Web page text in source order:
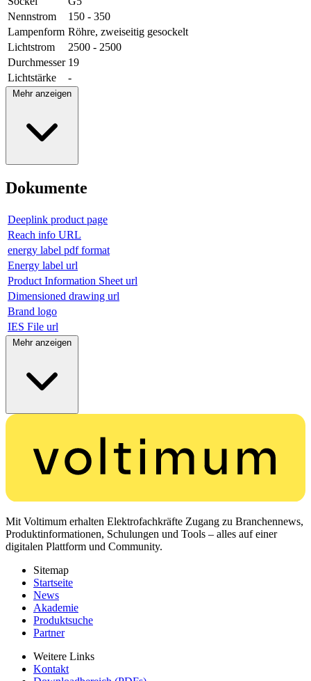
Nennstrom
150 - 350
Lampenform Röhre, zweiseitig gesockelt
Lichtstrom
2500 - 2500
Durchmesser 19
Lichtstärke
-
Mehr anzeigen
Dokumente
Deeplink product page
Reach info URL
energy label pdf format
Energy label url
Product Information Sheet url
Dimensioned drawing url
Brand logo
IES File url
Mehr anzeigen
Mit Voltimum erhalten Elektrofachkräfte Zugang zu Branchennews,
Produktinformationen, Schulungen und Tools – alles auf einer
digitalen Plattform und Community.
Sitemap
Startseite
News
Akademie
Produktsuche
Partner
Weitere Links
Kontakt